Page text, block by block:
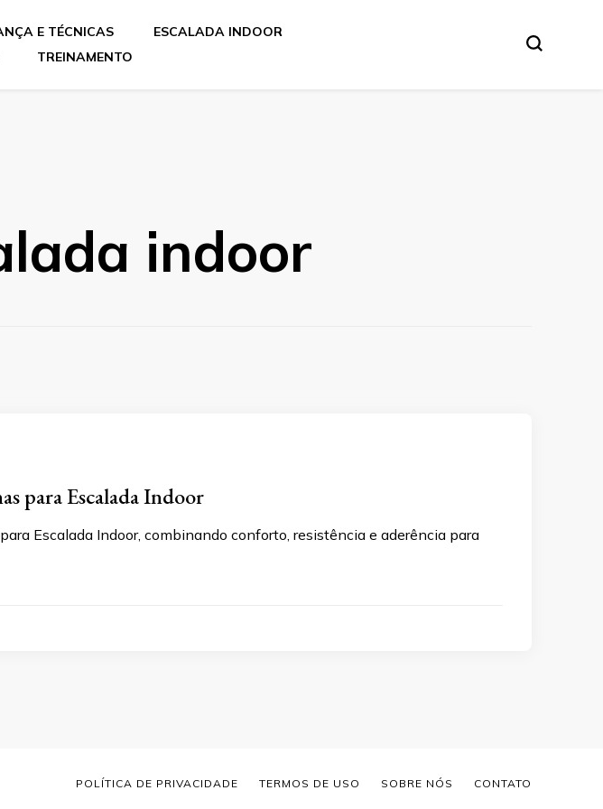
E TÉCNICAS
ESCALADA INDOOR
TREINAMENTO
indoor
para Escalada Indoor
Escalada Indoor, combinando conforto, resistência e aderência para
POLÍTICA DE PRIVACIDADE TERMOS DE USO SOBRE NÓS CONTATO